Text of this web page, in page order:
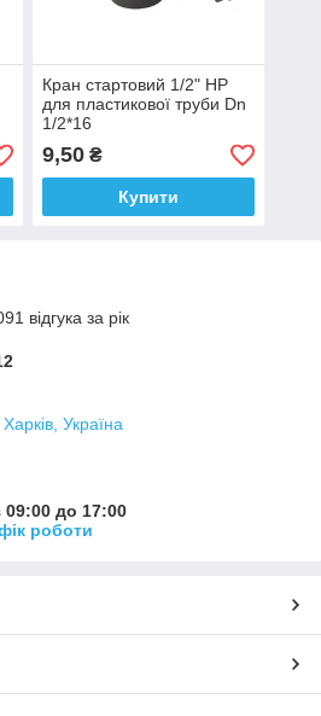
Кран стартовий 1/2" НР
для пластикової труби Dn
1/2*16
9,50₴
Купити
відгука за рік
Україна
09:00 до 17:00
роботи